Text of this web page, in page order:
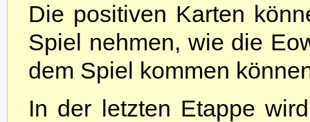
Die positiven Karten
Spiel nehmen, wie die
dem Spiel kommen
In der letzten Etappe